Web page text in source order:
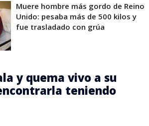
Muere hombre más gordo de Reino
Unido: pesaba más de 500 kilos y
fue trasladado con grúa
y quema vivo a su
teniendo